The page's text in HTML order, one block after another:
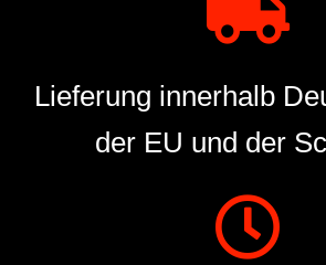
Lieferung innerhalb
der EU und der